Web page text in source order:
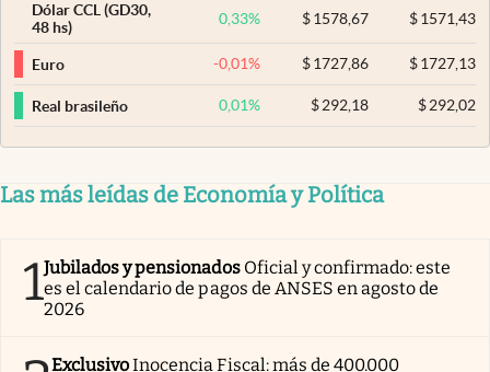
Dólar CCL (GD30,
48 hs)
0,33% $ 1578,67 $1571,43
Euro -0,01% $ 1727,86 $1727,13
Real brasileño 0,01% $292,18 $292,02
Las más leídas de Economía y Política
1Jubilados y pensionados Oficial y confirmado: este
es el calendario de pagos de ANSES en agosto de
2026
ExclusivoInocencia Fiscal: más de 400.000